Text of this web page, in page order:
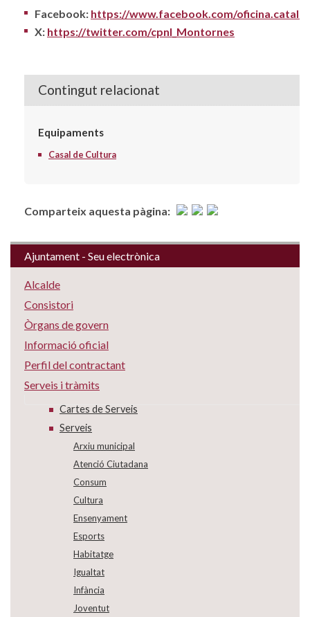
Facebook: https://www.facebook.com/
X: https://twitter.com/cpnl_Montornes
Contingut relacionat
Equipaments
Casal de Cultura
Comparteix aquesta pàgina:
Ajuntament - Seu electrònica
Alcalde
Consistori
Òrgans de govern
Informació oficial
Perfil del contractant
Serveis i tràmits
Cartes de Serveis
Serveis
Arxiu municipal
Atenció Ciutadana
Consum
Cultura
Ensenyament
Esports
Habitatge
Igualtat
Infància
Joventut